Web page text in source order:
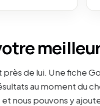
de lui. Une fiche
au moment du
et nous pouvons y